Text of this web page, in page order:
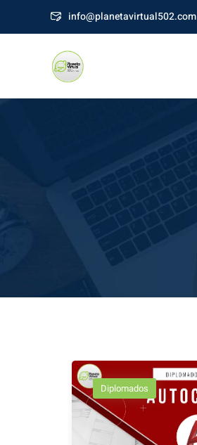
info@planetavirtual502.com
Diplomados